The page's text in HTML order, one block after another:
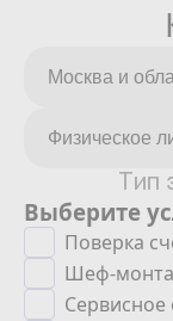
Вопрос-Тип
Выберите
Поверка
Шеф-
Сервисное